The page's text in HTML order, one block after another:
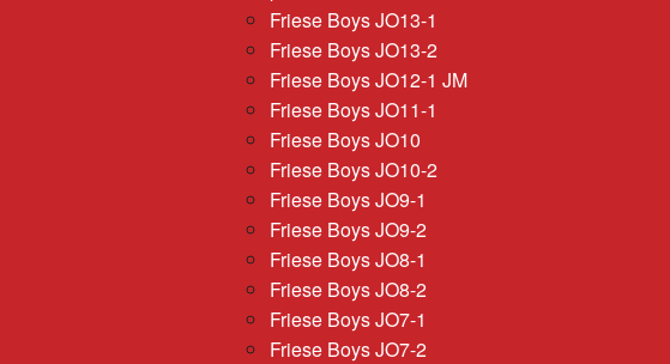
Friese Boys JO13-1
Friese Boys JO13-2
Friese Boys JO12-1 JM
Friese Boys JO11-1
Friese Boys JO10
Friese Boys JO10-2
Friese Boys JO9-1
Friese Boys JO9-2
Friese Boys JO8-1
Friese Boys JO8-2
Friese Boys JO7-1
Friese Boys JO7-2